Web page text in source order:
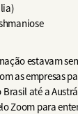
estavam
as empresas
até a
Zoom para